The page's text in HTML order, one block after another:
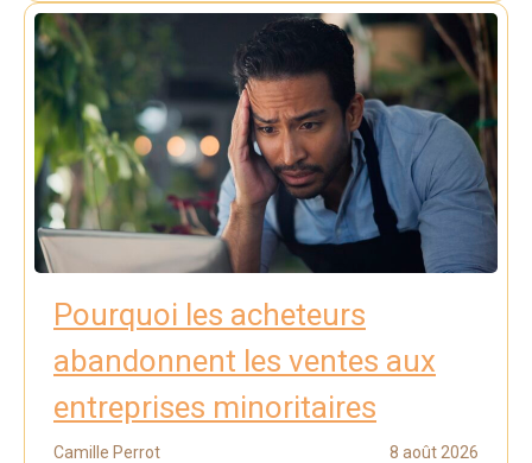
Pourquoi les acheteurs
abandonnent les ventes aux
entreprises minoritaires
Camille Perrot 8 août 2026